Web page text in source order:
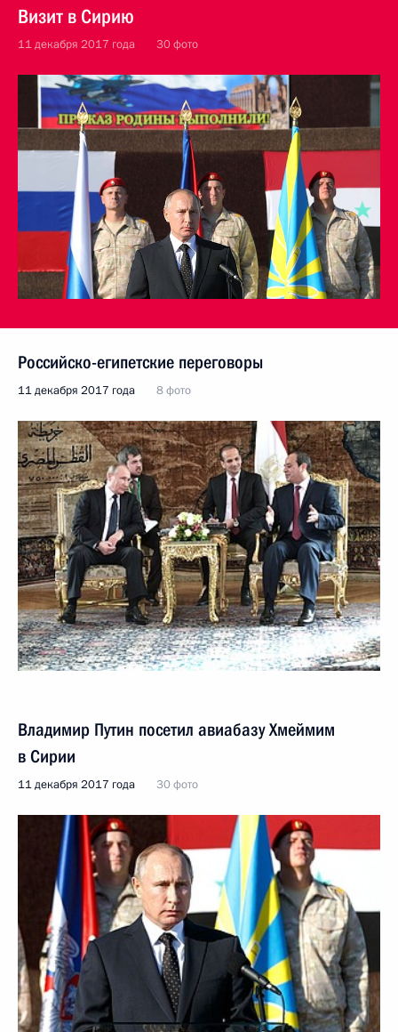
Визит в Сирию
11 декабря 2017 года 30 фото
Российско-египетские переговоры
11 декабря 2017 года 8 фото
Владимир Путин посетил авиабазу Хмеймим
в Сирии
11 декабря 2017 года 30 фото